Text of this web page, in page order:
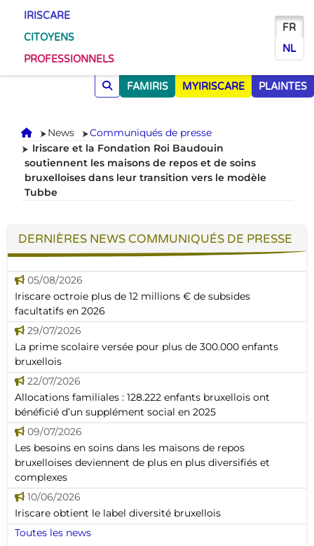
IRISCARE
CITOYENS
PROFESSIONNELS
FR
NL
FAMIRIS MYIRISCARE PLAINTES
Accueil
News
Communiqués de presse
Iriscare et la Fondation Roi Baudouin
soutiennent les maisons de repos et de soins
bruxelloises dans leur transition vers le modèle
Tubbe
DERNIÈRES NEWS COMMUNIQUÉS DE PRESSE
05/08/2026
Iriscare octroie plus de 12 millions € de subsides
facultatifs en 2026
29/07/2026
La prime scolaire versée pour plus de 300.000 enfants
bruxellois
22/07/2026
Allocations familiales : 128.222 enfants bruxellois ont
bénéficié d’un supplément social en 2025
09/07/2026
Les besoins en soins dans les maisons de repos
bruxelloises deviennent de plus en plus diversifiés et
complexes
10/06/2026
Iriscare obtient le label diversité bruxellois
Toutes les news